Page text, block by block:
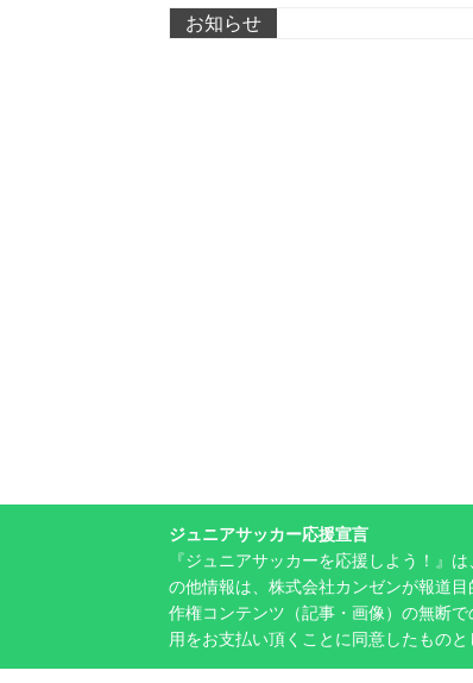
お知らせ
ジュニアサッカー応援宣言
『ジュニアサッカーを応援しよう！』
の他情報は、株式会社カンゼンが報道
作権コンテンツ（記事・画像）の無断
用をお支払い頂くことに同意したものと